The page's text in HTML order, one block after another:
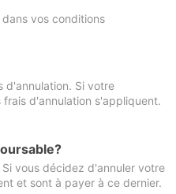
vos conditions
d'annulation. Si votre
d'annulation s'appliquent.
vous décidez d'annuler votre
et sont à payer à ce dernier.